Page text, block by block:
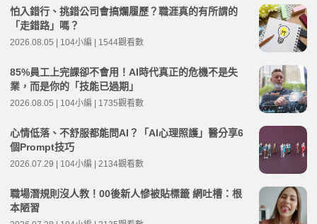
怕入錯行、挑錯公司會搞爛履歷？職涯真的有所謂的
「走錯路」嗎？
2026.08.05 | 104小編 | 1544觀看數
85%員工上完課卻不會用！AI時代真正的危機不是失
業，而是你的「技能已過期」
2026.08.05 | 104小編 | 1735觀看數
心情低落、不舒服都能問AI？「AI心理照護」醫分享6
個Prompt技巧
2026.07.29 | 104小編 | 2134觀看數
職場潛規則沒人教！00後新人慘被貼標籤 網吐槽：根
本陋習